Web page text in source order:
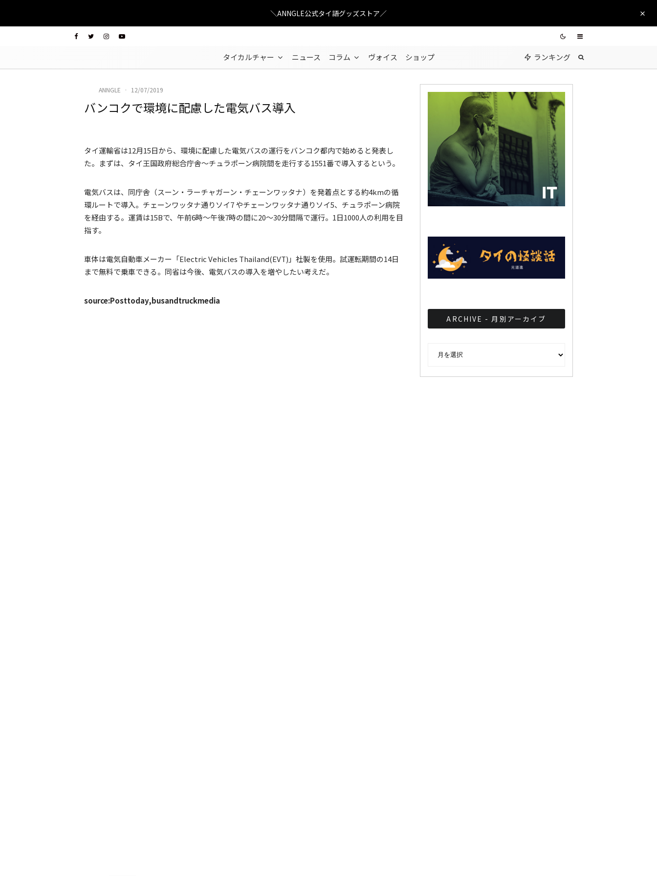
＼ANNGLE公式タイ語グッズストア／
タイカルチャー ニュース コラム ヴォイス ショップ ランキング
ANNGLE · 12/07/2019
バンコクで環境に配慮した電気バス導入
タイ運輸省は12月15日から、環境に配慮した電気バスの運行をバンコク都内で始めると発表し
た。まずは、タイ王国政府総合庁舎～チュラポーン病院間を走行する1551番で導入するという。
電気バスは、同庁舎（スーン・ラーチャガーン・チェーンワッタナ）を発着点とする約4kmの循
環ルートで導入。チェーンワッタナ通りソイ7 やチェーンワッタナ通りソイ5、チュラポーン病院
を経由する。運賃は15Bで、午前6時～午後7時の間に20～30分間隔で運行。1日1000人の利用を目
指す。
車体は電気自動車メーカー「Electric Vehicles Thailand(EVT)」社製を使用。試運転期間の14日
まで無料で乗車できる。同省は今後、電気バスの導入を増やしたい考えだ。
source:Posttoday,busandtruckmedia
ARCHIVE - 月別アーカイブ